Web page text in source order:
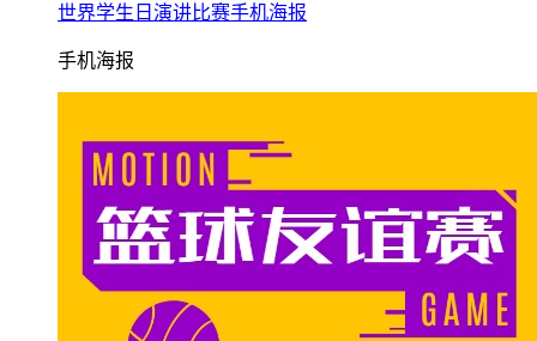
世界学生日演讲比赛手机海报
手机海报